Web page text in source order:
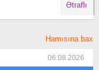
Ətraflı
Hamısına bax
06.08.2026